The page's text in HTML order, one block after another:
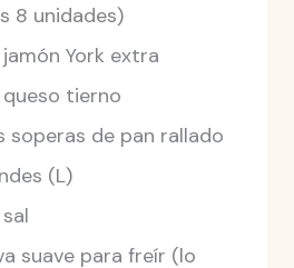
8 unidades)
York extra
tierno
soperas de pan rallado
(L)
suave para freír (lo